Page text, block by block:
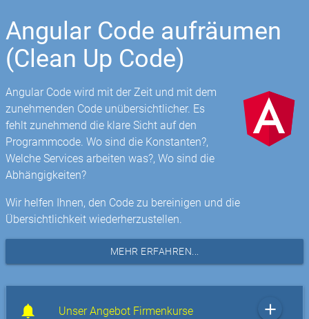
Angular Code aufräumen
(Clean Up Code)
Angular Code wird mit der Zeit und mit dem
zunehmenden Code unübersichtlicher. Es
fehlt zunehmend die klare Sicht auf den
Programmcode. Wo sind die Konstanten?,
Welche Services arbeiten was?, Wo sind die
Abhängigkeiten?
Wir helfen Ihnen, den Code zu bereinigen und die
Übersichtlichkeit wiederherzustellen.
MEHR ERFAHREN...
Unser Angebot Firmenkurse add